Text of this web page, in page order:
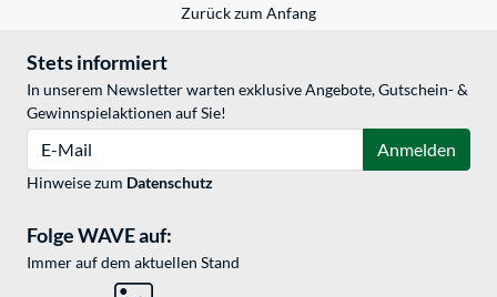
Zurück zum Anfang
Stets informiert
In unserem Newsletter warten exklusive Angebote, Gutschein- &
Gewinnspielaktionen auf Sie!
Anmelden
Hinweise zum Datenschutz
Folge WAVE auf:
Immer auf dem aktuellen Stand